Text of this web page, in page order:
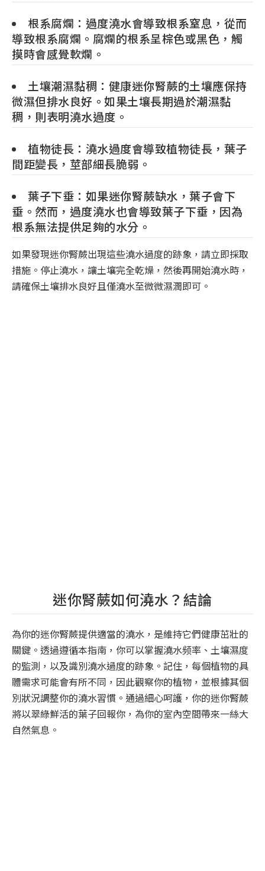
根系腐爛：過度澆水會導致根系窒息，從而
導致根系腐爛。腐爛的根系呈棕色或黑色，觸
摸時會感覺軟爛。
土壤潮濕黏稠：健康迷你腎蕨的土壤應保持
微濕但排水良好。如果土壤長期過於潮濕黏
稠，則表明澆水過度。
植物徒長：澆水過度會導致植物徒長，葉子
間距變長，莖部細長脆弱。
葉子下垂：如果迷你腎蕨缺水，葉子會下
垂。然而，過度澆水也會導致葉子下垂，因為
根系無法提供足夠的水分。
如果發現迷你腎蕨出現這些澆水過度的跡象，請立即採取
措施。停止澆水，讓土壤完全乾燥，然後再開始澆水時，
請確保土壤排水良好且僅澆水至微微濕潤即可。
迷你腎蕨如何澆水？結論
為你的迷你腎蕨提供適當的澆水，是維持它們健康茁壯的
關鍵。透過遵循本指南，你可以掌握澆水频率、土壤濕度
的監測，以及識別澆水過度的跡象。記住，每個植物的具
體需求可能會有所不同，因此觀察你的植物，並根據其個
別狀況調整你的澆水習慣。通過細心呵護，你的迷你腎蕨
將以翠綠鮮活的葉子回報你，為你的室內空間帶來一絲大
自然氣息。